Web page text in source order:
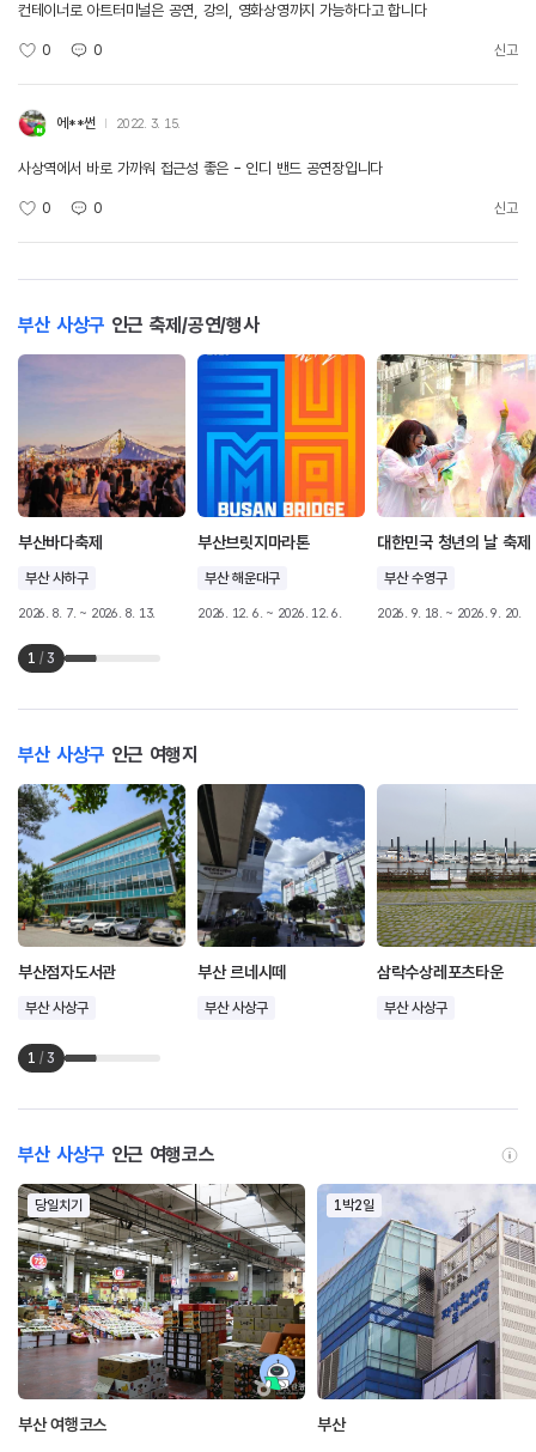
컨테이너로 아트터미널은 공연, 강의, 영화상영까지 가능하다고 합니다
0 0 신고
에**썬 2022. 3. 15.
사상역에서 바로 가까워 접근성 좋은 - 인디 밴드 공연장입니다
0 0 신고
부산 사상구 인근 축제/공연/행사
부산바다축제
부산 사하구
2026. 8. 7. ~ 2026. 8. 13.
부산브릿지마라톤
부산 해운대구
2026. 12. 6. ~ 2026. 12. 6.
대한민국 청년의 날 축제
부산 수영구
2026. 9. 18. ~ 2026. 9. 20.
1 / 3
부산 사상구 인근 여행지
부산점자도서관
부산 사상구
부산 르네시떼
부산 사상구
삼락수상레포츠타운
부산 사상구
1 / 3
부산 사상구 인근 여행코스
당일치기
부산 여행코스
1박2일
부산